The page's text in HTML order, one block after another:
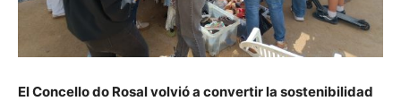
El Concello do Rosal volvió a convertir la sostenibilidad